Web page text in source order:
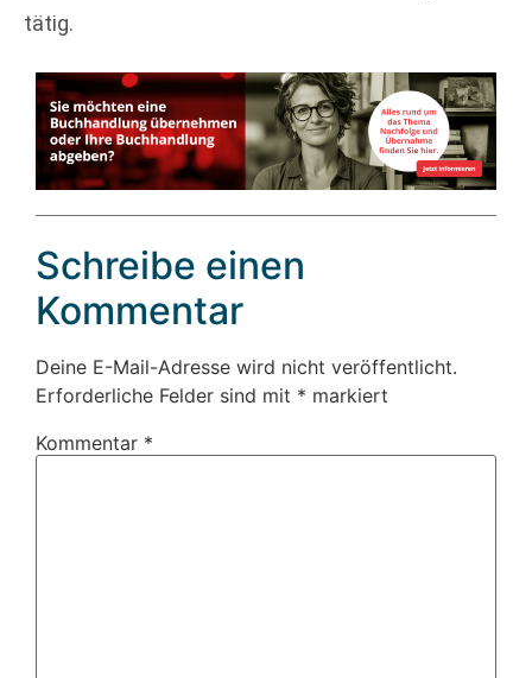
tätig.
Schreibe einen
Kommentar
Deine E-Mail-Adresse wird nicht veröffentlicht.
Erforderliche Felder sind mit * markiert
Kommentar *